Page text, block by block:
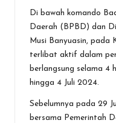
Di bawah komando
Daerah (BPBD) dan
Musi Banyuasin, pada
terlibat aktif dalam
berlangsung selama 4
hingga 4 Juli 2024.
Sebelumnya pada 29
bersama Pemerintah